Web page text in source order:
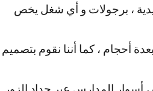
، برجولات و أي شغل يخص
أحجام ، كما أننا نقوم بتصميم
أسوار المدارس عبر حداد الزور